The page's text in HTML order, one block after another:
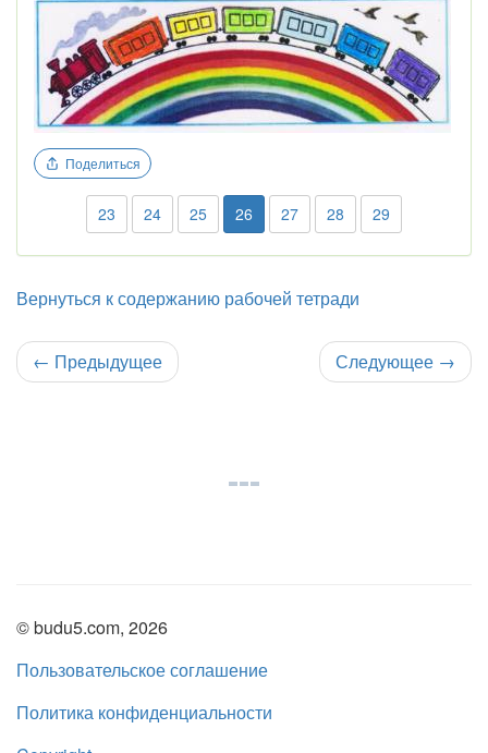
Поделиться
23 24 25 26 27 28 29
Вернуться к содержанию рабочей тетради
← Предыдущее Следующее →
© budu5.com, 2026
Пользовательское соглашение
Политика конфиденциальности